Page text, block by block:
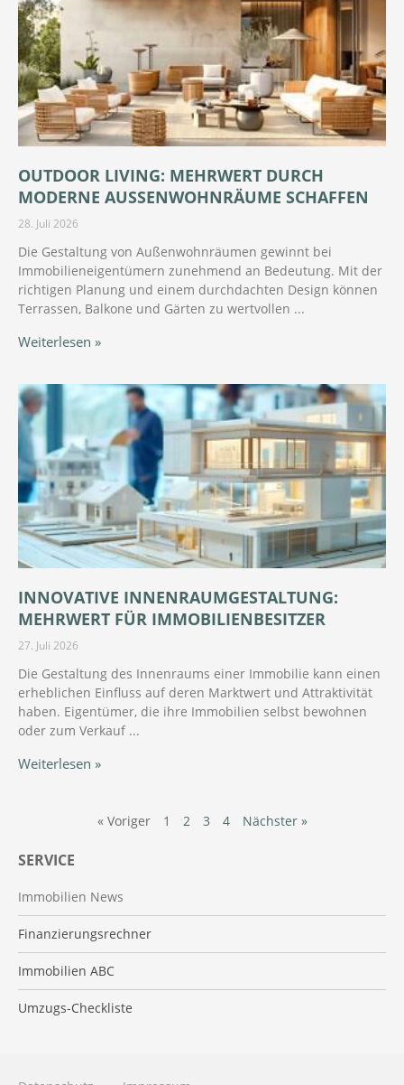
SERVICE
Immobilien News
Finanzierungsrechner
Immobilien ABC
Umzugs-Checkliste
OUTDOOR LIVING: MEHRWERT DURCH
MODERNE AUSSENWOHNRÄUME SCHAFFEN
28. Juli 2026
Die Gestaltung von Außenwohnräumen gewinnt bei
Immobilieneigentümern zunehmend an Bedeutung. Mit der
richtigen Planung und einem durchdachten Design können
Terrassen, Balkone und Gärten zu wertvollen
Weiterlesen »
INNOVATIVE INNENRAUMGESTALTUNG:
MEHRWERT FÜR IMMOBILIENBESITZER
27. Juli 2026
Die Gestaltung des Innenraums einer Immobilie kann einen
erheblichen Einfluss auf deren Marktwert und Attraktivität
haben. Eigentümer, die ihre Immobilien selbst bewohnen
oder zum Verkauf
Weiterlesen »
« Voriger 1 2 3 4 Nächster »